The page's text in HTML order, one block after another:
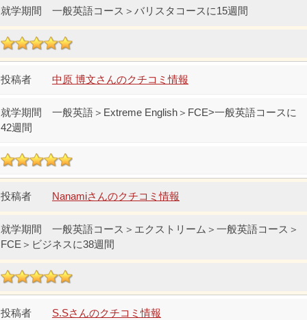
一般英語コース＞バリスタコースに15週間
中原 博文さんのクチコミ情報
一般英語＞Extreme English＞FCE>一般英語コースに
42週間
Nanamiさんのクチコミ情報
一般英語コース＞エクストリーム＞一般英語コース＞
FCE＞ビジネスに38週間
S.Sさんのクチコミ情報